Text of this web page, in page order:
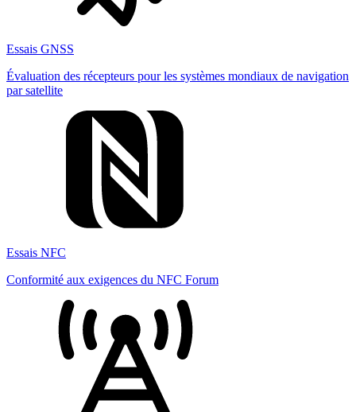
Essais GNSS
Évaluation des récepteurs pour les systèmes mondiaux de navigation
par satellite
Essais NFC
Conformité aux exigences du NFC Forum